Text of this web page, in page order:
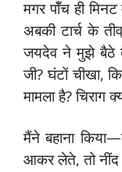
मगर पॉँच ही
अबकी टार्च के
जयदेव ने मुझे
जी? घंटों चीखा,
मामला है? चिराग
मैंने बहाना
आकर लेते, तो